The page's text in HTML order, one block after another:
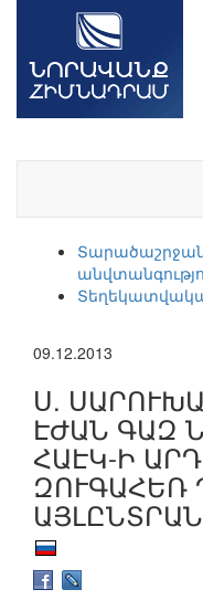
09.12.2013
Ս.
ԷԺԱՆ ԳԱԶ
ՀԱԷԿ-Ի
ԶՈՒԳԱՀԵՌ